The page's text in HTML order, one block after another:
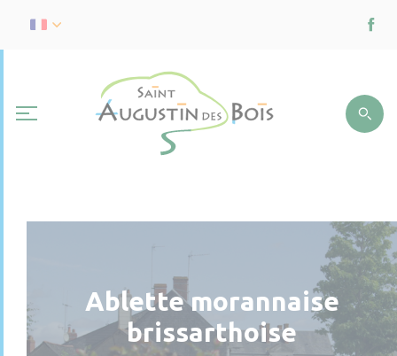
Ablette morannaise
brissarthoise